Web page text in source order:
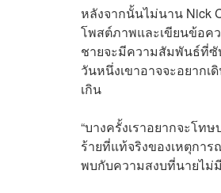
หลังจากนั้นไม่นาน Nick
โพสต์ภาพและเขียนข้อค
ชายจะมีความสัมพันธ์ที่ซั
วันหนึ่งเขาอาจจะอยาก
เกิน
“บางครั้งเราอยากจะโ
ร้ายที่แท้จริงของเหตุกา
พบกับความสงบที่นายไม่